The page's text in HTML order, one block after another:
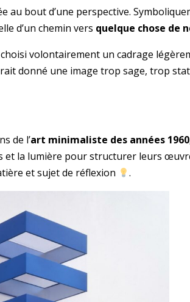
bout d’une perspective.
d’un chemin vers quelque chose de
volontairement un cadrage
donné une image trop sage, trop
de l’art minimaliste des années 1960
et la lumière pour structurer leurs
et sujet de réflexion
.